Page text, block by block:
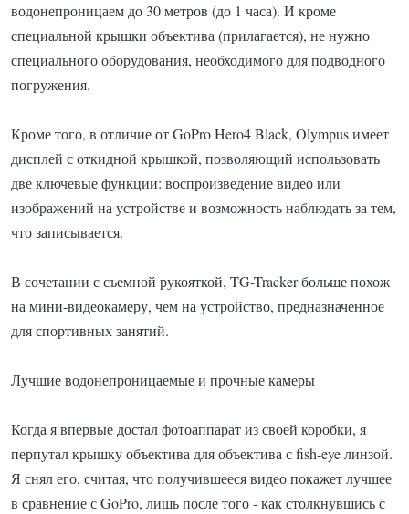
водонепроницаем до 30 метров (до 1 часа). И кроме
специальной крышки объектива (прилагается), не нужно
специального оборудования, необходимого для подводного
погружения.
Кроме того, в отличие от GoPro Hero4 Black, Olympus имеет
дисплей с откидной крышкой, позволяющий использовать
две ключевые функции: воспроизведение видео или
изображений на устройстве и возможность наблюдать за тем,
что записывается.
В сочетании с съемной рукояткой, TG-Tracker больше похож
на мини-видеокамеру, чем на устройство, предназначенное
для спортивных занятий.
Лучшие водонепроницаемые и прочные камеры
Когда я впервые достал фотоаппарат из своей коробки, я
перпутал крышку объектива для объектива с fish-eye линзой.
Я снял его, считая, что получившееся видео покажет лучшее
в сравнение с GoPro, лишь после того - как столкнувшись с